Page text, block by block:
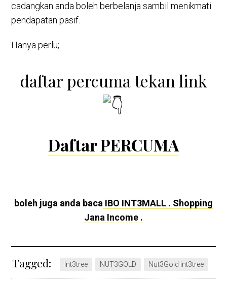
cadangkan anda boleh berbelanja sambil menikmati
pendapatan pasif.
Hanya perlu;
daftar percuma tekan link
Daftar PERCUMA
boleh juga anda baca IBO INT3MALL . Shopping
Jana Income .
Tagged: Int3tree NUT3GOLD Nut3Gold int3tree